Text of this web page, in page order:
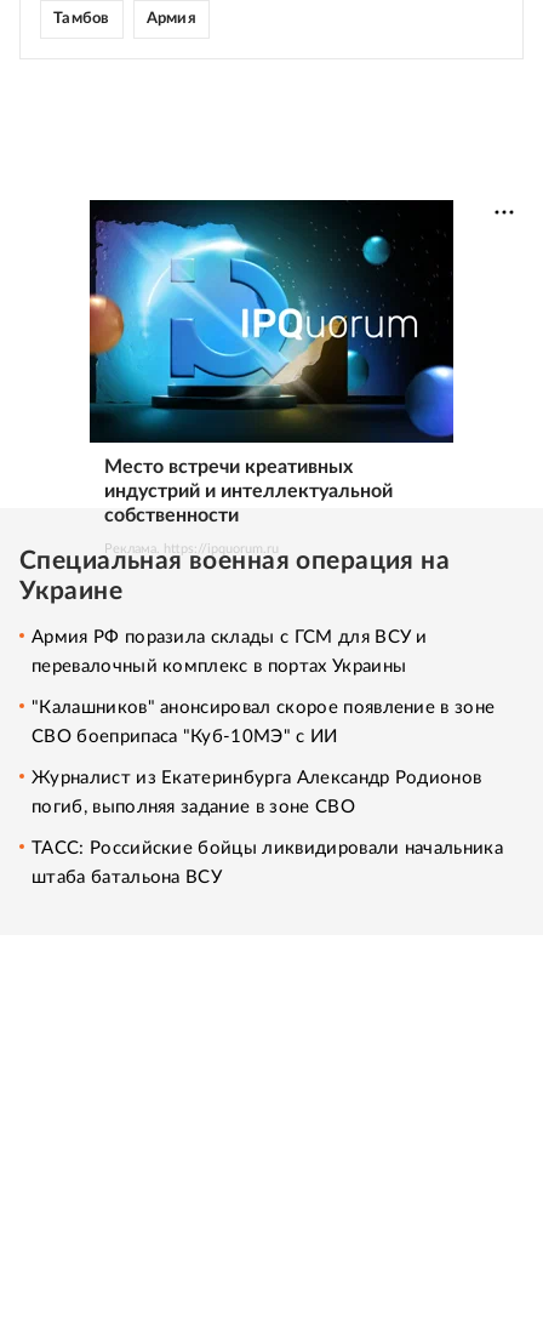
Тамбов Армия
Место встречи креативных
индустрий и интеллектуальной
собственности
Реклама. https://ipquorum.ru
Специальная военная операция на
Украине
Армия РФ поразила склады с ГСМ для ВСУ и
перевалочный комплекс в портах Украины
"Калашников" анонсировал скорое появление в зоне
СВО боеприпаса "Куб-10МЭ" с ИИ
Журналист из Екатеринбурга Александр Родионов
погиб, выполняя задание в зоне СВО
ТАСС: Российские бойцы ликвидировали начальника
штаба батальона ВСУ